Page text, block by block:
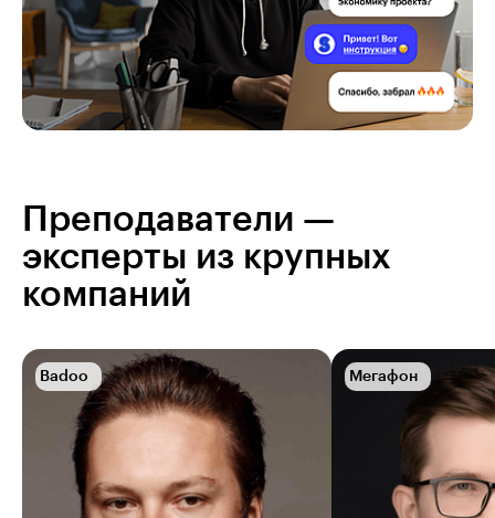
Преподаватели —
эксперты из крупных
компаний
Badoo Мегафон